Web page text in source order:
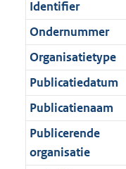
n
f
o
r
m
a
a
t
K
b
Identifier
Ondernummer
Organisatietype
Publicatiedatum
Publicatienaam
Publicerende
organisatie